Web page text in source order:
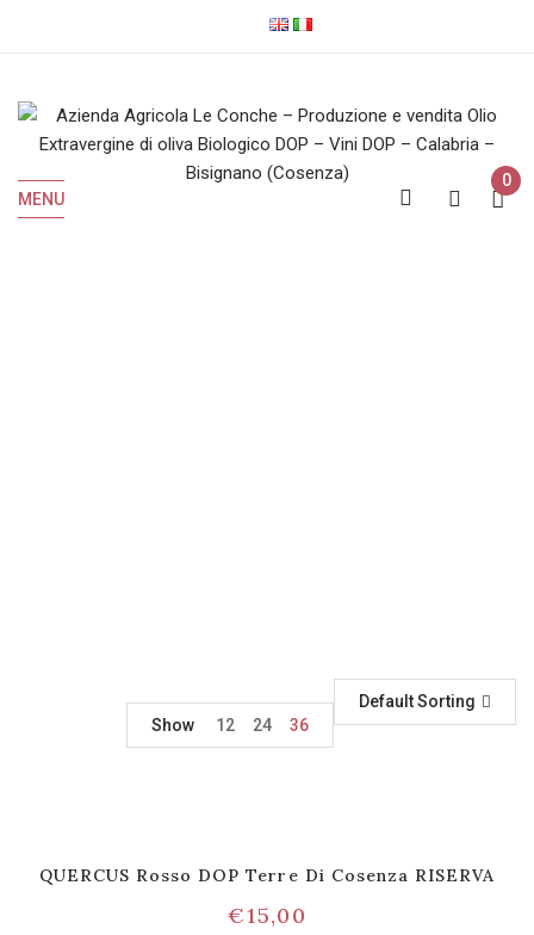
MENU
0
Default Sorting
Show
12 24 36
QUERCUS Rosso DOP Terre Di Cosenza RISERVA
€15,00